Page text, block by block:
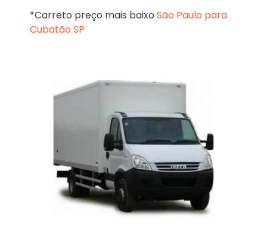
*Carreto preço mais baixo São Paulo para
Cubatão SP